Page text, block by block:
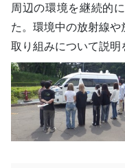
周辺の環境を継続的
た。環境中の放射線
取り組みについて説明